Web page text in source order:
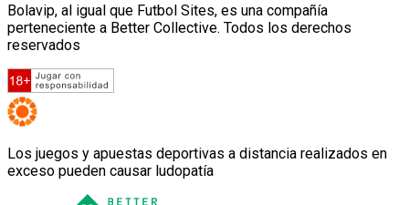
Bolavip, al igual que Futbol Sites, es una compañía
perteneciente a Better Collective. Todos los derechos
reservados
Los juegos y apuestas deportivas a distancia realizados en
exceso pueden causar ludopatía